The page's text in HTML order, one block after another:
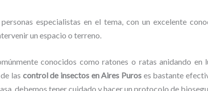
especialistas en el tema, con un excelente
un espacio o terreno.
conocidos como ratones o ratas anidando en
las control de insectos en Aires Puros es bastante
debemos tener cuidado y hacer un protocolo de